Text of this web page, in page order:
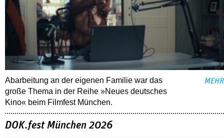
Abarbeitung an der eigenen Familie war das
große Thema in der Reihe »Neues deutsches
Kino« beim Filmfest München.
MEHR
DOK.fest München 2026